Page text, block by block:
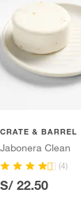
productos
productos
suplementos
CRATE & BARREL
Jabonera Clean
(4)
S/ 22.50